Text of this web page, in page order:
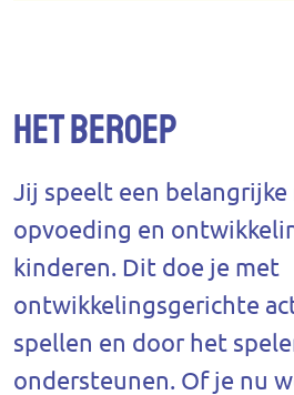
Het beroep
Jij speelt een belangrijke
opvoeding en
kinderen. Dit doe je met
ontwikkelingsgerichte
spellen en door het
ondersteunen. Of je nu